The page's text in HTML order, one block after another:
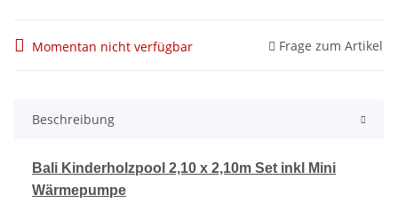
Momentan nicht verfügbar Frage zum Artikel
Beschreibung
Bali Kinderholzpool 2,10 x 2,10m Set inkl Mini
Wärmepumpe